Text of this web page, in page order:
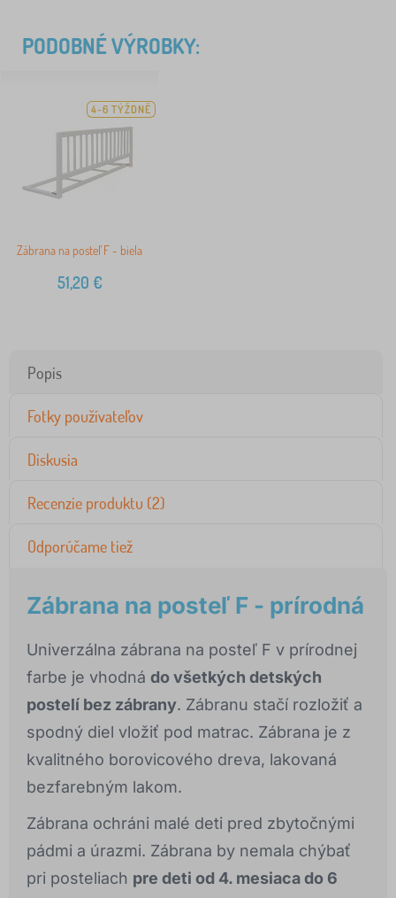
PODOBNÉ VÝROBKY:
4-6 TÝŽDNĚ
Zábrana na posteľ F - biela
51,20 €
Popis
Fotky používateľov
Diskusia
Recenzie produktu (2)
Odporúčame tiež
Zábrana na posteľ F - prírodná
Univerzálna zábrana na posteľ F v prírodnej
farbe je vhodná do všetkých detských
postelí bez zábrany. Zábranu stačí rozložiť a
spodný diel vložiť pod matrac. Zábrana je z
kvalitného borovicového dreva, lakovaná
bezfarebným lakom.
Zábrana ochráni malé deti pred zbytočnými
pádmi a úrazmi. Zábrana by nemala chýbať
pri posteliach pre deti od 4. mesiaca do 6